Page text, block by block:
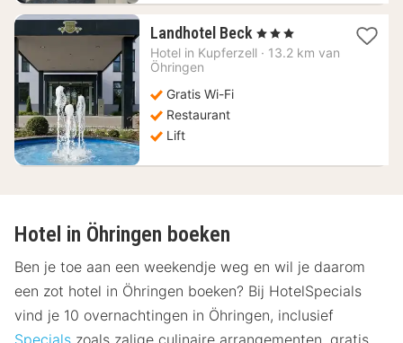
Landhotel Beck 1
nacht
, 3 Sterren
Hotel in Kupferzell · 13.2 km van
Öhringen
Gratis Wi-Fi
Restaurant
Lift
Hotel in Öhringen boeken
Ben je toe aan een weekendje weg en wil je daarom
een zot hotel in Öhringen boeken? Bij HotelSpecials
vind je 10 overnachtingen in Öhringen, inclusief